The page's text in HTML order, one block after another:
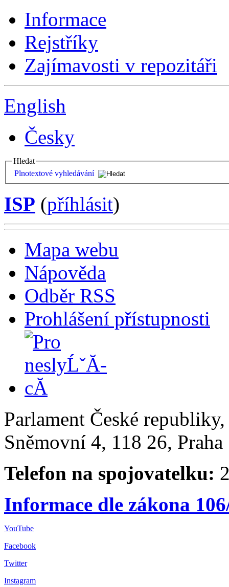
Informace
Rejstříky
Zajímavosti v repozitáři
English
Česky
Hledat
Plnotextové vyhledávání
ISP (příhlásit)
Mapa webu
Nápověda
Odběr RSS
Prohlášení přístupnosti
Parlament České
Sněmovní 4, 118 26,
Telefon na spojovatelku:
Informace dle zákona
YouTube
Facebook
Twitter
Instagram